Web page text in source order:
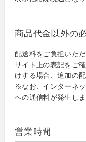
商品代金以外の
配送料をご負担いた
サイト上の表記をご
けする場合、追加の
※なお、インターネ
への通信料が発生しま
営業時間